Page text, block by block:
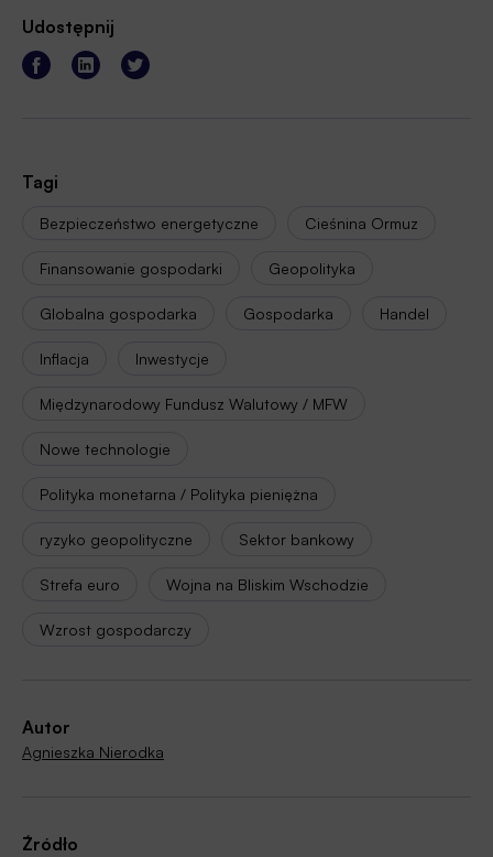
Udostępnij
Tagi
Bezpieczeństwo energetyczne Cieśnina Ormuz
Finansowanie gospodarki Geopolityka
Globalna gospodarka Gospodarka Handel
Inflacja Inwestycje
Międzynarodowy Fundusz Walutowy / MFW
Nowe technologie
Polityka monetarna / Polityka pieniężna
ryzyko geopolityczne Sektor bankowy
Strefa euro Wojna na Bliskim Wschodzie
Wzrost gospodarczy
Autor
Agnieszka Nierodka
Źródło